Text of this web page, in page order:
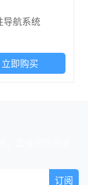
导航系统
立即购买